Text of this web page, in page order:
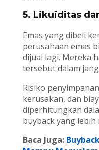
5. Likuiditas
Emas yang dibeli
perusahaan emas
dijual lagi. Mereka
tersebut dalam
Risiko
kerusakan, dan
diperhitungkan
buyback yang lebih
Baca Juga: